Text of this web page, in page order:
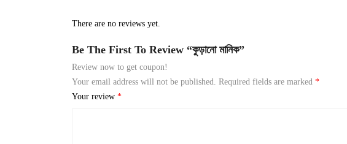
There are no reviews yet.
Be The First To Review “কুড়ানো মানিক”
Review now to get coupon!
Your email address will not be published.
Required fields are marked*
Your review*